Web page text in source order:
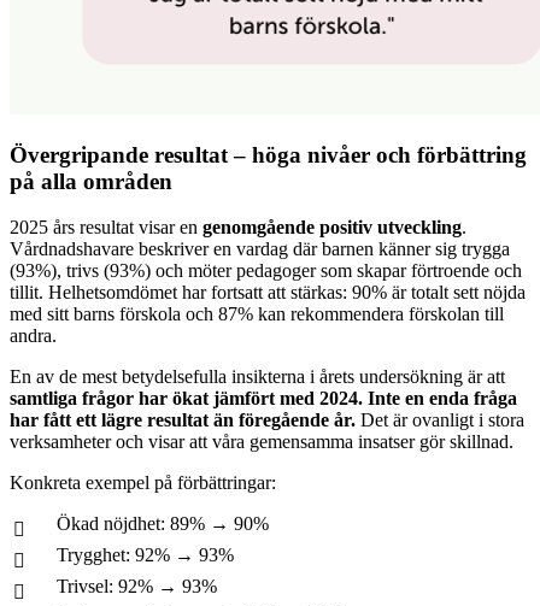
Övergripande resultat – höga nivåer och förbättring
på alla områden
2025 års resultat visar en genomgående positiv utveckling.
Vårdnadshavare beskriver en vardag där barnen känner sig trygga
(93%), trivs (93%) och möter pedagoger som skapar förtroende och
tillit. Helhetsomdömet har fortsatt att stärkas: 90% är totalt sett nöjda
med sitt barns förskola och 87% kan rekommendera förskolan till
andra.
En av de mest betydelsefulla insikterna i årets undersökning är att
samtliga frågor har ökat jämfört med 2024. Inte en enda fråga
har fått ett lägre resultat än föregående år. Det är ovanligt i stora
verksamheter och visar att våra gemensamma insatser gör skillnad.
Konkreta exempel på förbättringar:
Ökad nöjdhet: 89% → 90%
Trygghet: 92% → 93%
Trivsel: 92% → 93%